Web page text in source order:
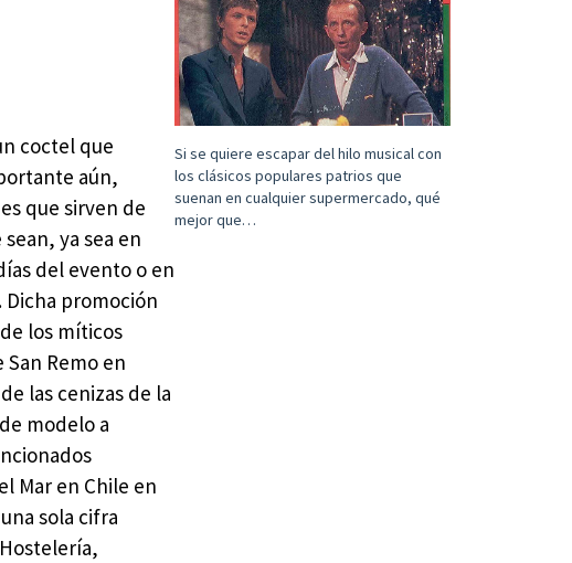
coctel que
aún,
que sirven de
ya sea en
del evento o en
promoción
los míticos
Remo en
las cenizas de la
modelo a
Mar en Chile en
sola cifra
Si se quiere escapar del hilo musical con
los clásicos populares patrios que
suenan en cualquier supermercado, qué
mejor que…